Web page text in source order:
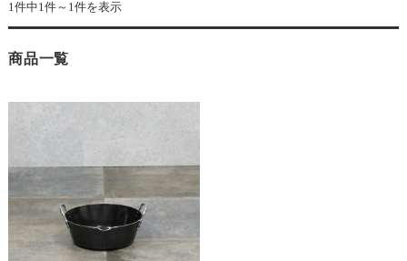
1件中1件～1件を表示
商品一覧